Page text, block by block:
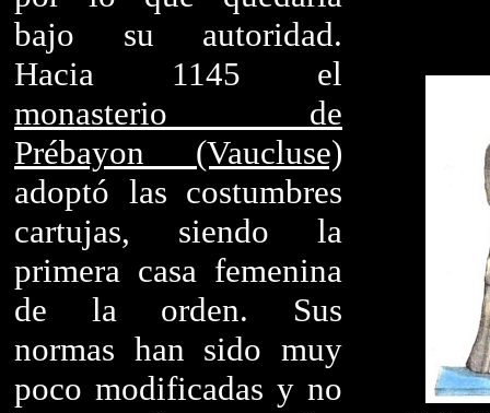
bajo su autoridad.
Hacia 1145 el
monasterio de
Prébayon (Vaucluse)
adoptó las costumbres
cartujas, siendo la
primera casa femenina
de la orden. Sus
normas han sido muy
poco modificadas y no